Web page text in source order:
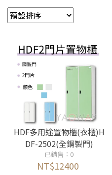
HDF多用途置物櫃(衣櫃)H
DF-2502(全鋼製門)
已銷售：0
NT$12400